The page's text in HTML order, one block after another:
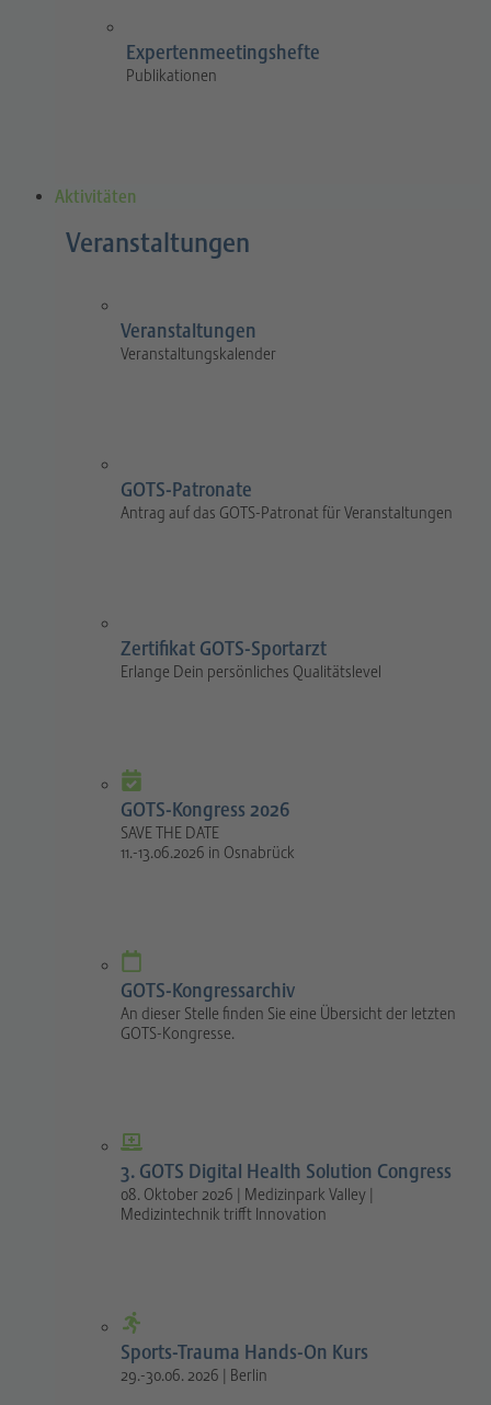
Expertenmeetingshefte
Publikationen
Aktivitäten
Veranstaltungen
Veranstaltungen
Veranstaltungskalender
GOTS-Patronate
Antrag auf das GOTS-Patronat für Veranstaltungen
Zertifikat GOTS-Sportarzt
Erlange Dein persönliches Qualitätslevel
GOTS-Kongress 2026
SAVE THE DATE
11.-13.06.2026 in Osnabrück
GOTS-Kongressarchiv
An dieser Stelle finden Sie eine Übersicht der letzten
GOTS-Kongresse.
3. GOTS Digital Health Solution Congress
08. Oktober 2026 | Medizinpark Valley |
Medizintechnik trifft Innovation
Sports-Trauma Hands-On Kurs
29.-30.06. 2026 | Berlin